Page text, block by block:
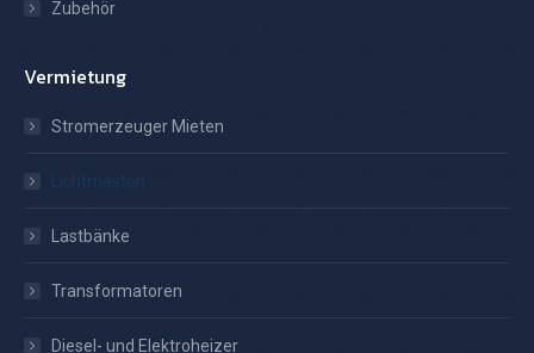
Zubehör
Vermietung
Stromerzeuger Mieten
Lichtmasten
Lastbänke
Transformatoren
Diesel- und Elektroheizer